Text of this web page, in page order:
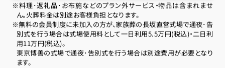
※料理･返礼品･お布施などのプラン外サービス・物品は含まれませ
ん。火葬料金は別途お客様負担となります。
※無料の会員制度に未加入の方が、家族葬の長坂直営式場で通夜･告
別式を行う場合は式場使用料として一日利用5.5万円(税込)・二日利
用11万円(税込)。
東京博善の式場で通夜･告別式を行う場合は別途費用が必要となり
ます。